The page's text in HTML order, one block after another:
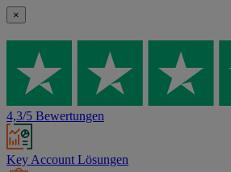
×
4,3/5 Bewertungen
Key Account Lösungen